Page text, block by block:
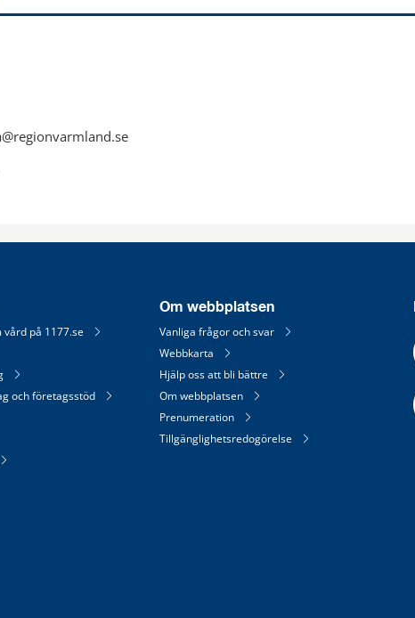
vård på 1177.se
och företagsstöd
Om webbplatsen
Vanliga frågor och svar
Webbkarta
Hjälp oss att bli bättre
Om webbplatsen
Prenumeration
Tillgänglighetsredogörelse